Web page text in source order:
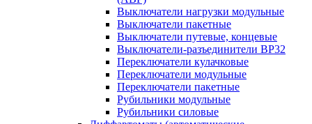
Выключатели нагрузки модульные
Выключатели пакетные
Выключатели путевые, концевые
Выключатели-разъединители ВР32
Переключатели кулачковые
Переключатели модульные
Переключатели пакетные
Рубильники модульные
Рубильники силовые